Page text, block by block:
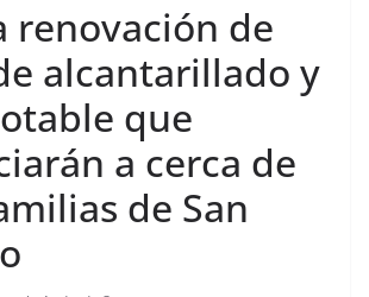
renovación de
alcantarillado y
que
a cerca de
de San